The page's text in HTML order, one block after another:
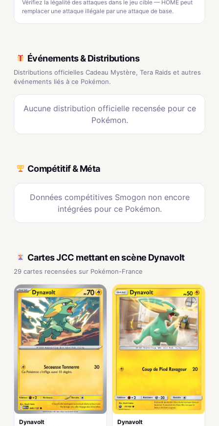
Vérifiez la légalité des attaques dans le jeu cible — HOME peut
remplacer une attaque illégale par une attaque de base.
Événements & Distributions
Distributions officielles Cadeau Mystère, Tera Raids et autres
événements liés à ce Pokémon.
Aucune distribution officielle recensée pour ce
Pokémon.
Compétitif & Méta
Données compétitives Smogon non encore
intégrées pour ce Pokémon.
Cartes JCC mettant en scène Dynavolt
29 cartes recensées sur Pokémon-France
Dynavolt Dynavolt